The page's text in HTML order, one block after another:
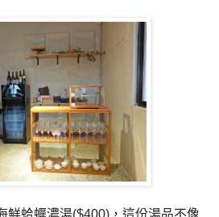
鮮蛤蠣濃湯($400)，這份湯品不像